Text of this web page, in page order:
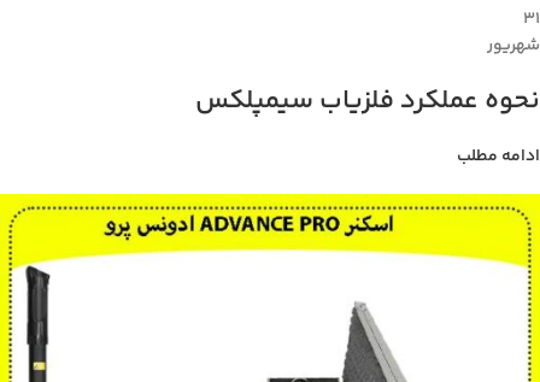
۳۱
شهریور
نحوه عملکرد فلزیاب سیمپلکس
ادامه مطلب